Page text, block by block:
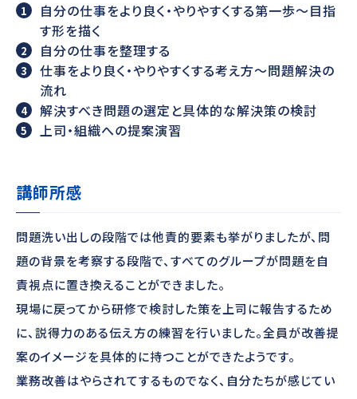
自分の仕事をより良く・やりやすくする第一歩～目指
す形を描く
自分の仕事を整理する
仕事をより良く・やりやすくする考え方～問題解決の
流れ
解決すべき問題の選定と具体的な解決策の検討
上司・組織への提案演習
講師所感
問題洗い出しの段階では他責的要素も挙がりましたが、問
題の背景を考察する段階で、すべてのグループが問題を自
責視点に置き換えることができました。
現場に戻ってから研修で検討した策を上司に報告するため
に、説得力のある伝え方の練習を行いました。全員が改善提
案のイメージを具体的に持つことができたようです。
業務改善はやらされてするものでなく、自分たちが感じてい